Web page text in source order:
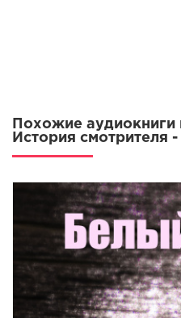
Похожие аудиокниги
История смотрителя